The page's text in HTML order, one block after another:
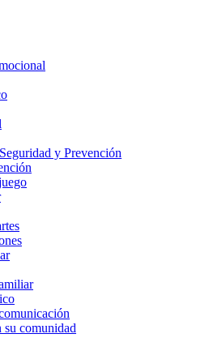
Seguridad y Prevención
su comunidad